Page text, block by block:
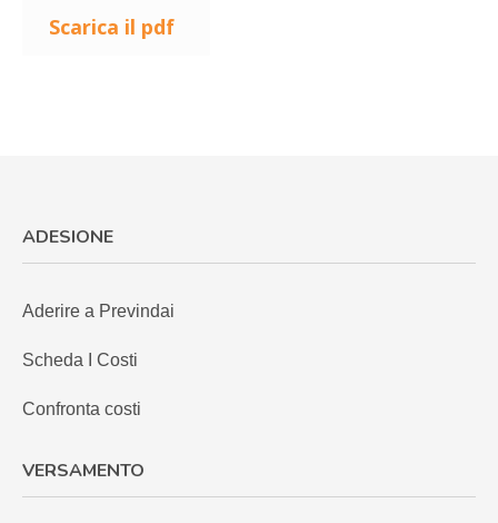
Scarica il pdf
ADESIONE
Aderire a Previndai
Scheda I Costi
Confronta costi
VERSAMENTO